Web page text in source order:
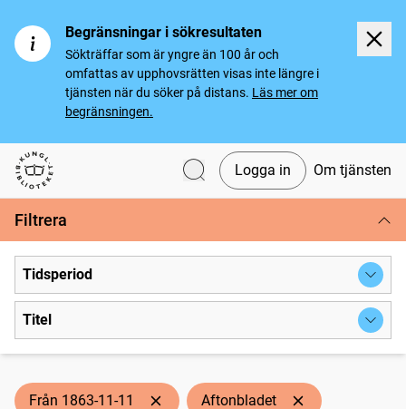
Begränsningar i sökresultaten
Sökträffar som är yngre än 100 år och
omfattas av upphovsrätten visas inte längre i
tjänsten när du söker på distans. Läs mer om
begränsningen.
Svenska tidningar
Logga in Om tjänsten
Filtrera
Tidsperiod
Titel
Från 1863-11-11 Aftonbladet